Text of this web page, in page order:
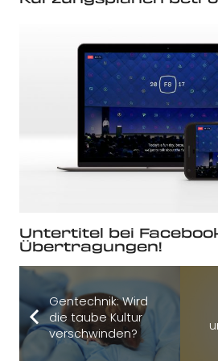
Untertitel bei
Übertragungen!
Gentechnik: Wird
die taube Kultur
verschwinden?